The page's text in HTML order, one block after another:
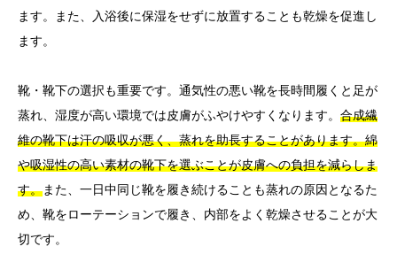
ます。また、入浴後に保湿をせずに放置することも乾燥を促進し
ます。
靴・靴下の選択も重要です。通気性の悪い靴を長時間履くと足が
蒸れ、湿度が高い環境では皮膚がふやけやすくなります。 合成繊
維の靴下は汗の吸収が悪く、蒸れを助長することがあります。綿
や吸湿性の高い素材の靴下を選ぶことが皮膚への負担を減らしま
す。また、一日中同じ靴を履き続けることも蒸れの原因となるた
め、靴をローテーションで履き、内部をよく乾燥させることが大
切です。